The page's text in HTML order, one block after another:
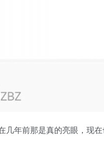
几年前那是真的亮眼，现